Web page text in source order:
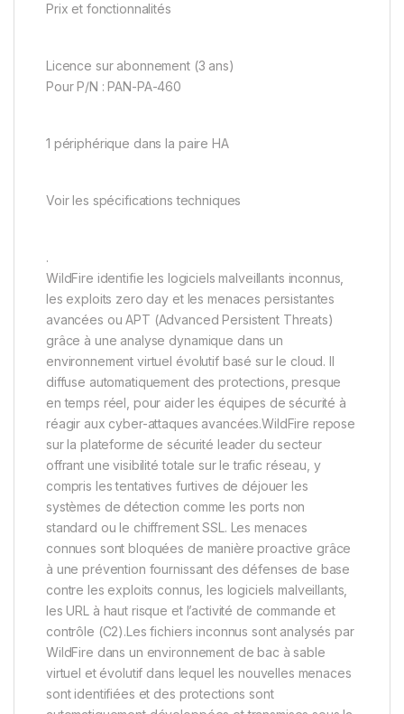
Prix et fonctionnalités
Licence sur abonnement (3 ans)
Pour P/N : PAN-PA-460
1 périphérique dans la paire HA
Voir les spécifications techniques
.
WildFire identifie les logiciels malveillants inconnus,
les exploits zero day et les menaces persistantes
avancées ou APT (Advanced Persistent Threats)
grâce à une analyse dynamique dans un
environnement virtuel évolutif basé sur le cloud. Il
diffuse automatiquement des protections, presque
en temps réel, pour aider les équipes de sécurité à
réagir aux cyber-attaques avancées.WildFire repose
sur la plateforme de sécurité leader du secteur
offrant une visibilité totale sur le trafic réseau, y
compris les tentatives furtives de déjouer les
systèmes de détection comme les ports non
standard ou le chiffrement SSL. Les menaces
connues sont bloquées de manière proactive grâce
à une prévention fournissant des défenses de base
contre les exploits connus, les logiciels malveillants,
les URL à haut risque et l’activité de commande et
contrôle (C2).Les fichiers inconnus sont analysés par
WildFire dans un environnement de bac à sable
virtuel et évolutif dans lequel les nouvelles menaces
sont identifiées et des protections sont